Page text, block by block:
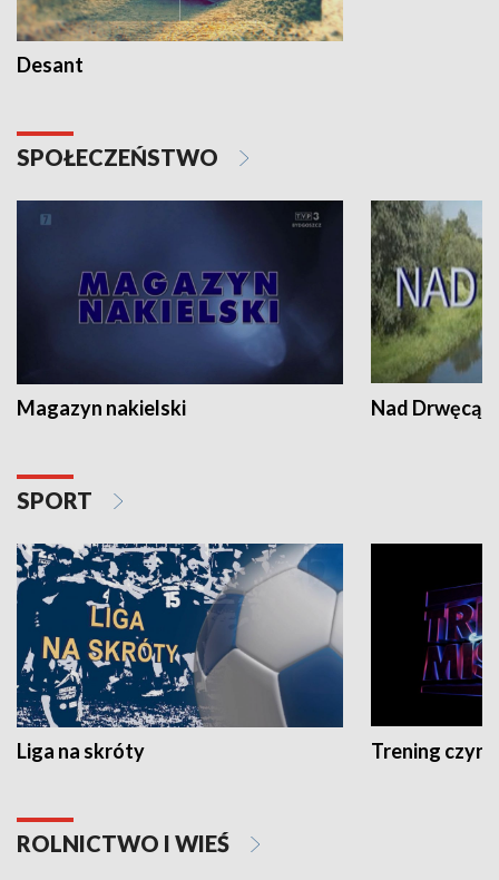
Desant
SPOŁECZEŃSTWO
Magazyn nakielski Nad Drwęcą
SPORT
Liga na skróty Trening czyni
ROLNICTWO I WIEŚ